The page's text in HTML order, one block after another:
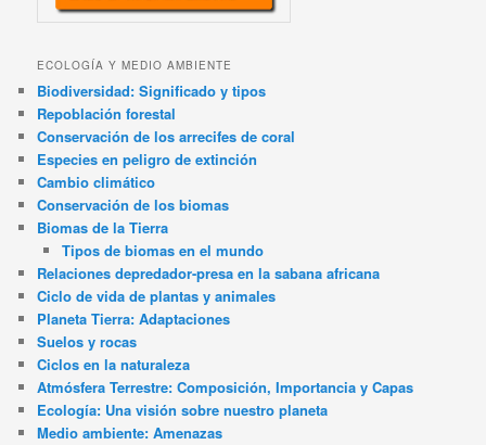
ECOLOGÍA Y MEDIO AMBIENTE
Biodiversidad: Significado y tipos
Repoblación forestal
Conservación de los arrecifes de coral
Especies en peligro de extinción
Cambio climático
Conservación de los biomas
Biomas de la Tierra
Tipos de biomas en el mundo
Relaciones depredador-presa en la sabana africana
Ciclo de vida de plantas y animales
Planeta Tierra: Adaptaciones
Suelos y rocas
Ciclos en la naturaleza
Atmósfera Terrestre: Composición, Importancia y Capas
Ecología: Una visión sobre nuestro planeta
Medio ambiente: Amenazas